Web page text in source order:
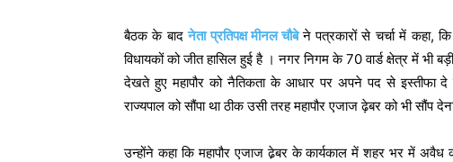
बैठक के बादनेता प्रतिपक्ष मीनल चौबे ने पत्रकारों से चर्चा में कहा,
विधायकों को जीत हासिल हुई है । नगर निगम के 70 वार्ड क्षेत्र में भी
देखते हुए महापौर को नैतिकता के आधार पर अपने पद से इस्तीफा
राज्यपाल को सौंपा था ठीक उसी तरह महापौर एजाज ढ़ेबर को भी सौंप
उन्होंने कहा कि महापौर एजाज ढे़बर के कार्यकाल में शहर भर में